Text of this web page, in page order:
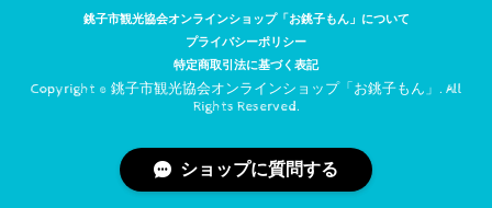
銚子市観光協会オンラインショップ「お銚子もん」について
プライバシーポリシー
特定商取引法に基づく表記
Copyright © 銚子市観光協会オンラインショップ「お銚子もん」. All
Rights Reserved.
ショップに質問する